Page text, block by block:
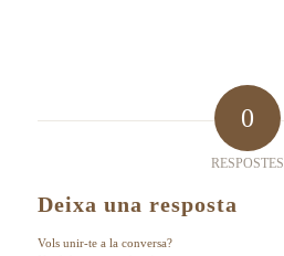
0
RESPOSTES
Deixa una resposta
Vols unir-te a la conversa?